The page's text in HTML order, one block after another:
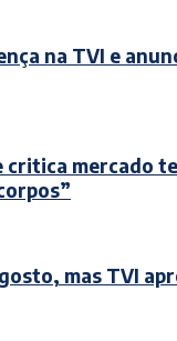
na TVI e
critica mercado
mas TVI